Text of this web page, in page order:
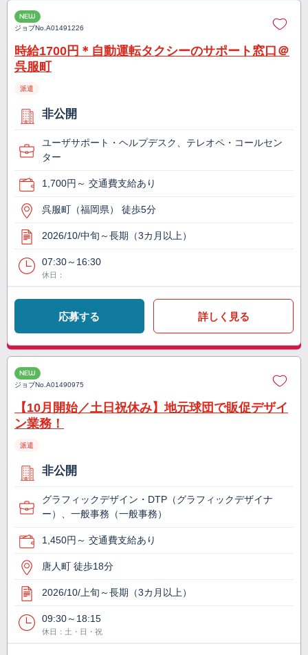
NEW
ジョブNo.A01491226
時給1700円＊自動運転タクシーのサポート窓口＠
呉服町
派遣
非公開
ユーザサポート・ヘルプデスク、テレオペ・コールセン
ター
1,700円～ 交通費支給あり
呉服町（福岡県） 徒歩5分
2026/10/中旬～長期（3カ月以上）
07:30～16:30
休日：
応募する 詳しく見る
NEW
ジョブNo.A01490975
【10月開始／土日祝休み】地元球団で販促デザイ
ン業務！
派遣
非公開
グラフィックデザイン・DTP（グラフィックデザイナ
ー）、一般事務（一般事務）
1,450円～ 交通費支給あり
唐人町 徒歩18分
2026/10/上旬～長期（3カ月以上）
09:30～18:15
休日：土・日・祝